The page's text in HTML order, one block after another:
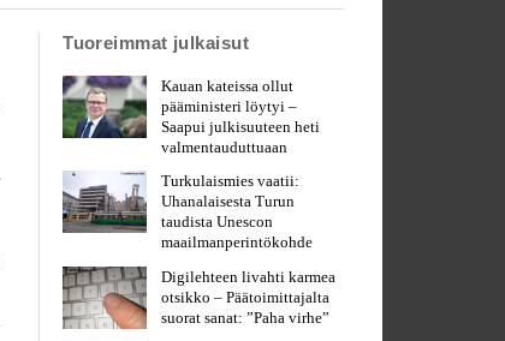
Tuoreimmat julkaisut
Kauan kateissa ollut
pääministeri löytyi –
Saapui julkisuuteen heti
valmentauduttuaan
Turkulaismies vaatii:
Uhanalaisesta Turun
taudista Unescon
maailmanperintökohde
Digilehteen livahti karmea
otsikko – Päätoimittajalta
suorat sanat: ”Paha virhe”